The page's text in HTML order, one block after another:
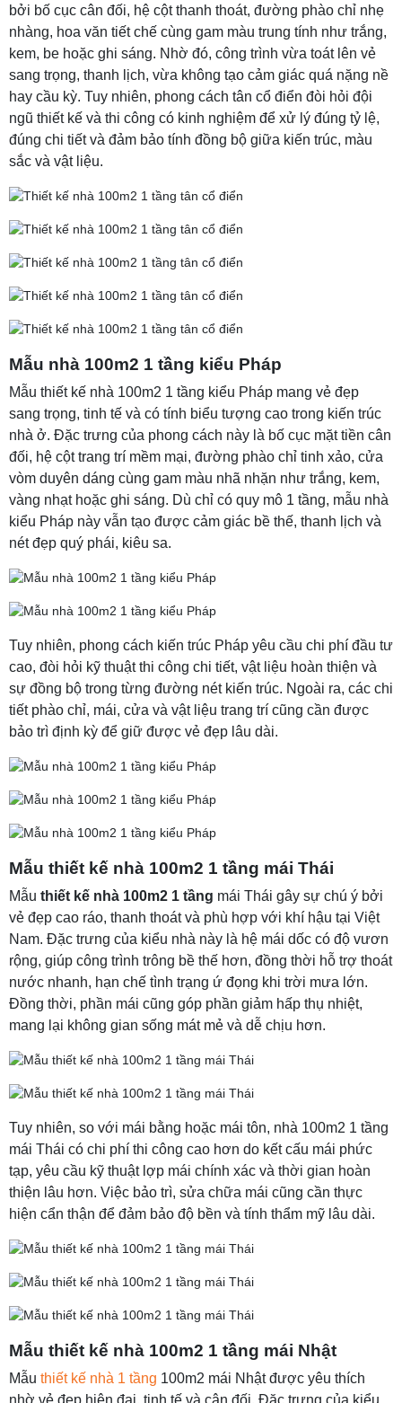
bởi bố cục cân đối, hệ cột thanh thoát, đường phào chỉ nhẹ
nhàng, hoa văn tiết chế cùng gam màu trung tính như trắng,
kem, be hoặc ghi sáng. Nhờ đó, công trình vừa toát lên vẻ
sang trọng, thanh lịch, vừa không tạo cảm giác quá nặng nề
hay cầu kỳ. Tuy nhiên, phong cách tân cổ điển đòi hỏi đội
ngũ thiết kế và thi công có kinh nghiệm để xử lý đúng tỷ lệ,
đúng chi tiết và đảm bảo tính đồng bộ giữa kiến trúc, màu
sắc và vật liệu.
Mẫu nhà 100m2 1 tầng kiểu Pháp
Mẫu thiết kế nhà 100m2 1 tầng kiểu Pháp mang vẻ đẹp
sang trọng, tinh tế và có tính biểu tượng cao trong kiến trúc
nhà ở. Đặc trưng của phong cách này là bố cục mặt tiền cân
đối, hệ cột trang trí mềm mại, đường phào chỉ tinh xảo, cửa
vòm duyên dáng cùng gam màu nhã nhặn như trắng, kem,
vàng nhạt hoặc ghi sáng. Dù chỉ có quy mô 1 tầng, mẫu nhà
kiểu Pháp này vẫn tạo được cảm giác bề thế, thanh lịch và
nét đẹp quý phái, kiêu sa.
Tuy nhiên, phong cách kiến trúc Pháp yêu cầu chi phí đầu tư
cao, đòi hỏi kỹ thuật thi công chi tiết, vật liệu hoàn thiện và
sự đồng bộ trong từng đường nét kiến trúc. Ngoài ra, các chi
tiết phào chỉ, mái, cửa và vật liệu trang trí cũng cần được
bảo trì định kỳ để giữ được vẻ đẹp lâu dài.
Mẫu thiết kế nhà 100m2 1 tầng mái Thái
Mẫu thiết kế nhà 100m2 1 tầng mái Thái gây sự chú ý bởi
vẻ đẹp cao ráo, thanh thoát và phù hợp với khí hậu tại Việt
Nam. Đặc trưng của kiểu nhà này là hệ mái dốc có độ vươn
rộng, giúp công trình trông bề thế hơn, đồng thời hỗ trợ thoát
nước nhanh, hạn chế tình trạng ứ đọng khi trời mưa lớn.
Đồng thời, phần mái cũng góp phần giảm hấp thụ nhiệt,
mang lại không gian sống mát mẻ và dễ chịu hơn.
Tuy nhiên, so với mái bằng hoặc mái tôn, nhà 100m2 1 tầng
mái Thái có chi phí thi công cao hơn do kết cấu mái phức
tạp, yêu cầu kỹ thuật lợp mái chính xác và thời gian hoàn
thiện lâu hơn. Việc bảo trì, sửa chữa mái cũng cần thực
hiện cẩn thận để đảm bảo độ bền và tính thẩm mỹ lâu dài.
Mẫu thiết kế nhà 100m2 1 tầng mái Nhật
Mẫu thiết kế nhà 1 tầng 100m2 mái Nhật được yêu thích
nhờ vẻ đẹp hiện đại, tinh tế và cân đối. Đặc trưng của kiểu